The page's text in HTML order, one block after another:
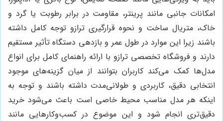
امکانات جانبی مانند پرینتر، مقاومت در برابر رطوبت یا گرد و
خاک، متریال ساخت و نحوه قرارگیری ترازو توجه کامل داشته
باشند زیرا این موارد در طول عمر و بازدهی دستگاه تأثیر مستقیم
دارند و فروشگاه تخصصی ترازو با ارائه راهنمای کامل برای انواع
مدل‌ها کمک می‌کند کاربران بتوانند از میان گزینه‌های موجود
انتخابی دقیق، کاربردی و طولانی‌مدت داشته باشند و توجه به
اینکه هر مدل مناسب محیط خاصی است باعث می‌شود خرید
دقیق‌تری انجام شود و این موضوع در کسب‌وکارهایی مانند